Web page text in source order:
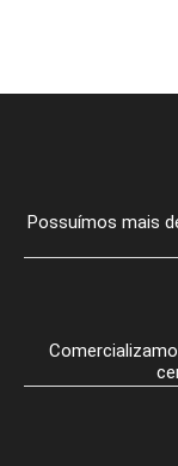
Possuímos mais